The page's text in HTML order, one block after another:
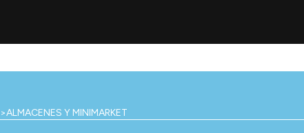
>ALMACENES Y MINIMARKET